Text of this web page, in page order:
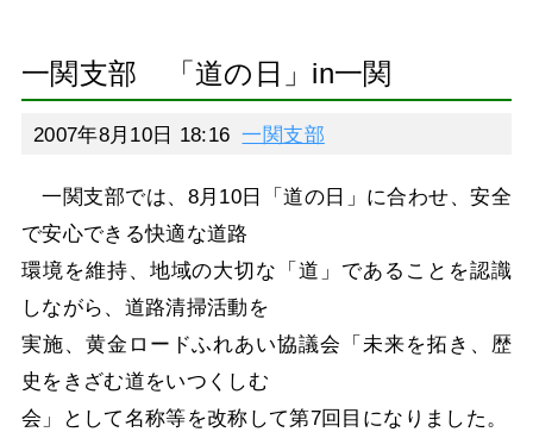
一関支部 「道の日」in一関
2007年8月10日 18:16 一関支部
一関支部では、8月10日「道の日」に合わせ、安全
で安心できる快適な道路
環境を維持、地域の大切な「道」であることを認識
しながら、道路清掃活動を
実施、黄金ロードふれあい協議会「未来を拓き、歴
史をきざむ道をいつくしむ
会」として名称等を改称して第7回目になりました。